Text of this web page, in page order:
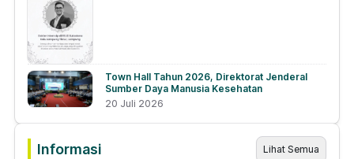
Town Hall Tahun 2026, Direktorat Jenderal
Sumber Daya Manusia Kesehatan
20 Juli 2026
Informasi
Lihat Semua